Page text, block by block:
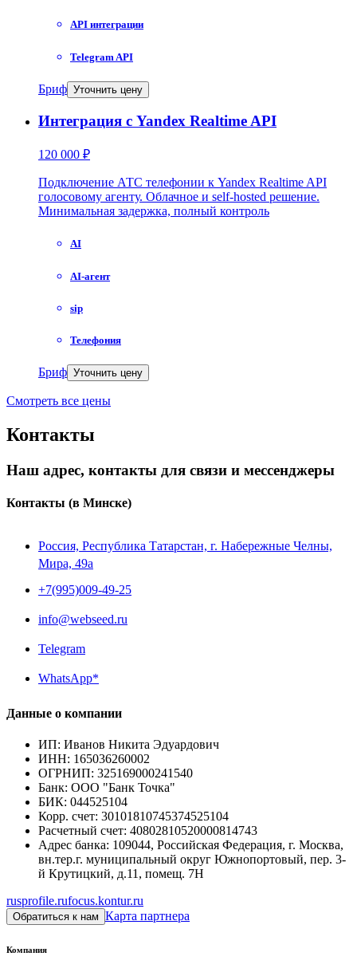
API интеграции
Telegram API
Бриф Уточнить цену
Интеграция с Yandex Realtime API
120 000 ₽
Подключение АТС телефонии к Yandex Realtime API
голосовому агенту. Облачное и self-hosted решение.
Минимальная задержка, полный контроль
AI
AI-агент
sip
Телефония
Бриф Уточнить цену
Смотреть все цены
Контакты
Наш адрес, контакты для связи и мессенджеры
Контакты (в Минске)
Россия, Республика Татарстан, г. Набережные Челны,
Мира, 49a
+7(995)009-49-25
info@webseed.ru
Telegram
WhatsApp*
Данные о компании
ИП: Иванов Никита Эдуардович
ИНН: 165036260002
ОГРНИП: 325169000241540
Банк: ООО "Банк Точка"
БИК: 044525104
Корр. счет: 30101810745374525104
Расчетный счет: 40802810520000814743
Адрес банка: 109044, Российская Федерация, г. Москва,
вн.тер.г. муниципальный округ Южнопортовый, пер. 3-
й Крутицкий, д.11, помещ. 7Н
rusprofile.rufocus.kontur.ru
Обратиться к нам Карта партнера
Компания